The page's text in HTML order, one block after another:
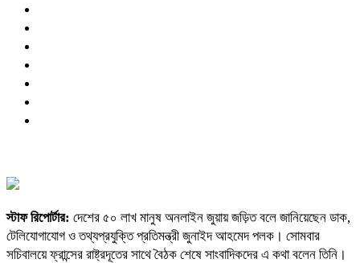
স্টাফ রিপোর্টার: দেশের ৫০ লাখ মানুষ অনলাইন জুয়ায় জড়িত বলে জানিয়েছেন ডাক,
টেলিযোগাযোগ ও তথ্যপ্রযুক্তি প্রতিমন্ত্রী জুনাইদ আহমেদ পলক। সোমবার
সচিবালয়ে ফ্রান্সের রাষ্ট্রদূতের সাথে বৈঠক শেষে সাংবাদিকদের এ কথা বলেন তিনি।